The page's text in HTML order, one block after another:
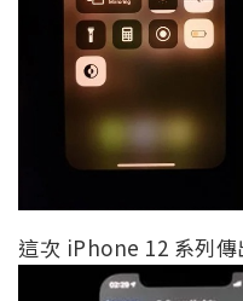
這次 iPhone 12 系列傳